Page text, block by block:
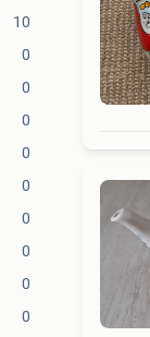
10
0
0
0
0
0
0
0
0
0